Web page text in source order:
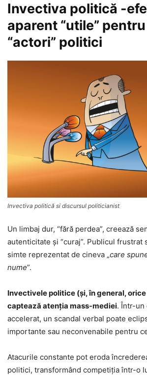
Invectiva politică -
aparent “utile”
“actori” politici
Invectiva politică si discursul politicianist
Un limbaj dur, “fără perdea”, creează
autenticitate și “curaj”. Publicul frustrat
simte reprezentat de cineva „care
nume”.
Invectivele politice (şi, în general,
captează atenția mass-mediei. Într-un
accelerat, un scandal verbal poate
importante sau neconvenabile pentru
Atacurile constante pot eroda
politici, transformând competiția într-o